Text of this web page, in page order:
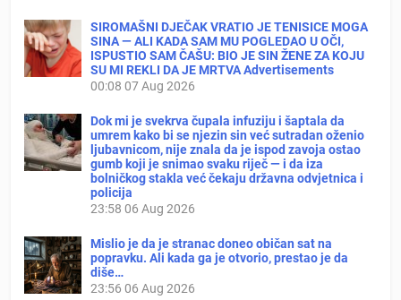
SIROMAŠNI DJEČAK VRATIO JE TENISICE MOGA
SINA — ALI KADA SAM MU POGLEDAO U OČI,
ISPUSTIO SAM ČAŠU: BIO JE SIN ŽENE ZA KOJU
SU MI REKLI DA JE MRTVA Advertisements
00:08 07 Aug 2026
Dok mi je svekrva čupala infuziju i šaptala da
umrem kako bi se njezin sin već sutradan oženio
ljubavnicom, nije znala da je ispod zavoja ostao
gumb koji je snimao svaku riječ — i da iza
bolničkog stakla već čekaju državna odvjetnica i
policija
23:58 06 Aug 2026
Mislio je da je stranac doneo običan sat na
popravku. Ali kada ga je otvorio, prestao je da
diše…
23:56 06 Aug 2026